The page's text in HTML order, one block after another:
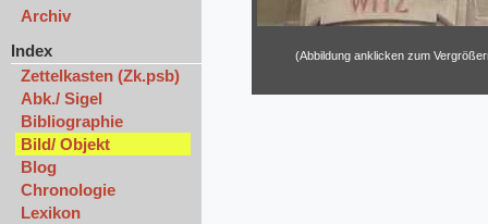
Archiv
Index
Zettelkasten (Zk.psb)
Abk./ Sigel
Bibliographie
Bild/ Objekt
Blog
Chronologie
Lexikon
(Abbildung anklicken zum